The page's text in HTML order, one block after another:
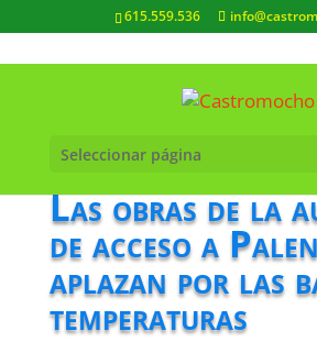
615.559.536
Seleccionar página
Las obras de la
de acceso a
aplazan por las
temperaturas